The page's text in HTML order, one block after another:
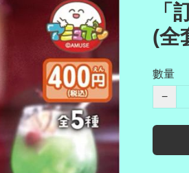
「
(全
數量
−